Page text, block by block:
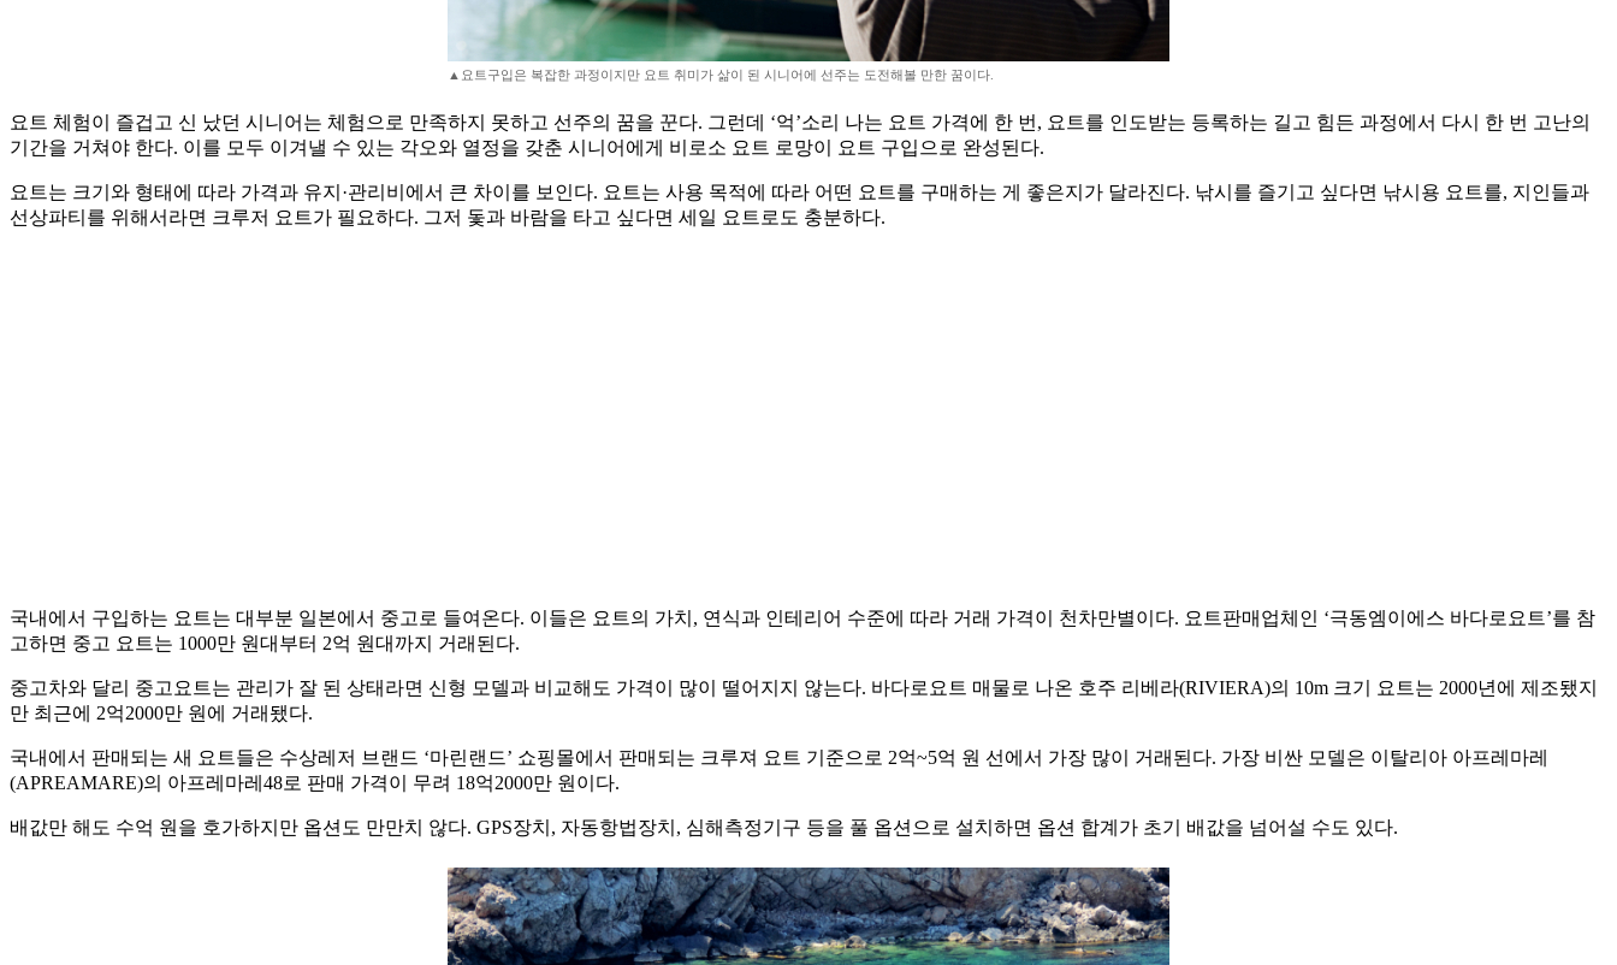
▲요트구입은 복잡한 과정이지만 요트 취미가 삶이 된 시니어에 선주는 도전해볼 만한 꿈이다.
요트 체험이 즐겁고 신 났던 시니어는 체험으로 만족하지 못하고 선주의 꿈을 꾼다. 그런데 ‘억’소리 나는 요트 가격에 한 번, 요트를 인도받는 등록하는 길고 힘든 과정에서 다시 한 번 고난의
기간을 거쳐야 한다. 이를 모두 이겨낼 수 있는 각오와 열정을 갖춘 시니어에게 비로소 요트 로망이 요트 구입으로 완성된다.
요트는 크기와 형태에 따라 가격과 유지·관리비에서 큰 차이를 보인다. 요트는 사용 목적에 따라 어떤 요트를 구매하는 게 좋은지가 달라진다. 낚시를 즐기고 싶다면 낚시용 요트를, 지인들과
선상파티를 위해서라면 크루저 요트가 필요하다. 그저 돛과 바람을 타고 싶다면 세일 요트로도 충분하다.
국내에서 구입하는 요트는 대부분 일본에서 중고로 들여온다. 이들은 요트의 가치, 연식과 인테리어 수준에 따라 거래 가격이 천차만별이다. 요트판매업체인 ‘극동엠이에스 바다로요트’를 참
고하면 중고 요트는 1000만 원대부터 2억 원대까지 거래된다.
중고차와 달리 중고요트는 관리가 잘 된 상태라면 신형 모델과 비교해도 가격이 많이 떨어지지 않는다. 바다로요트 매물로 나온 호주 리베라(RIVIERA)의 10m 크기 요트는 2000년에 제조됐지
만 최근에 2억2000만 원에 거래됐다.
국내에서 판매되는 새 요트들은 수상레저 브랜드 ‘마린랜드’ 쇼핑몰에서 판매되는 크루져 요트 기준으로 2억~5억 원 선에서 가장 많이 거래된다. 가장 비싼 모델은 이탈리아 아프레마레
(APREAMARE)의 아프레마레48로 판매 가격이 무려 18억2000만 원이다.
배값만 해도 수억 원을 호가하지만 옵션도 만만치 않다. GPS장치, 자동항법장치, 심해측정기구 등을 풀 옵션으로 설치하면 옵션 합계가 초기 배값을 넘어설 수도 있다.